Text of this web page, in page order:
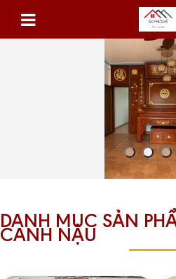
DANH MỤC SẢN
CANH NẬU